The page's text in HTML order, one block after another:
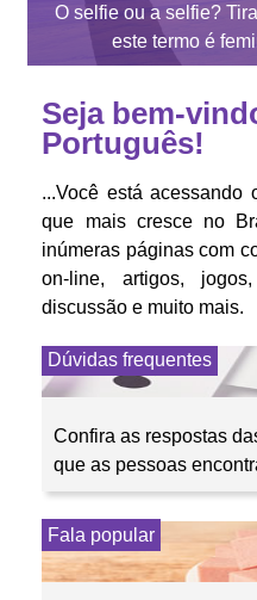
O selfie ou a selfie?
este termo é
Seja bem-
Português!
...Você está acessando
que mais cresce no
inúmeras páginas com
on-line, artigos,
discussão e muito mais.
Dúvidas frequentes
Confira as respostas
que as pessoas
Fala popular